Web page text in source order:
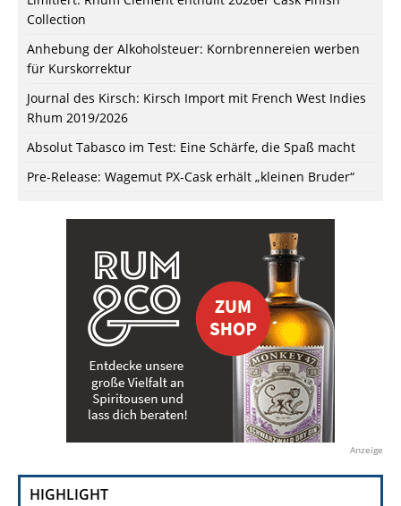
Collection
Anhebung der Alkoholsteuer: Kornbrennereien werben
für Kurskorrektur
Journal des Kirsch: Kirsch Import mit French West Indies
Rhum 2019/2026
Absolut Tabasco im Test: Eine Schärfe, die Spaß macht
Pre-Release: Wagemut PX-Cask erhält „kleinen Bruder“
Anzeige
HIGHLIGHT